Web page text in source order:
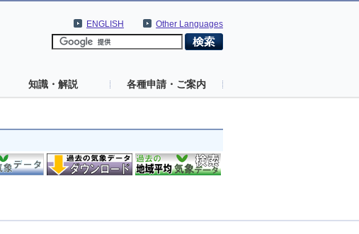
Other Languages
ENGLISH
知識・解説 各種申請・ご案内